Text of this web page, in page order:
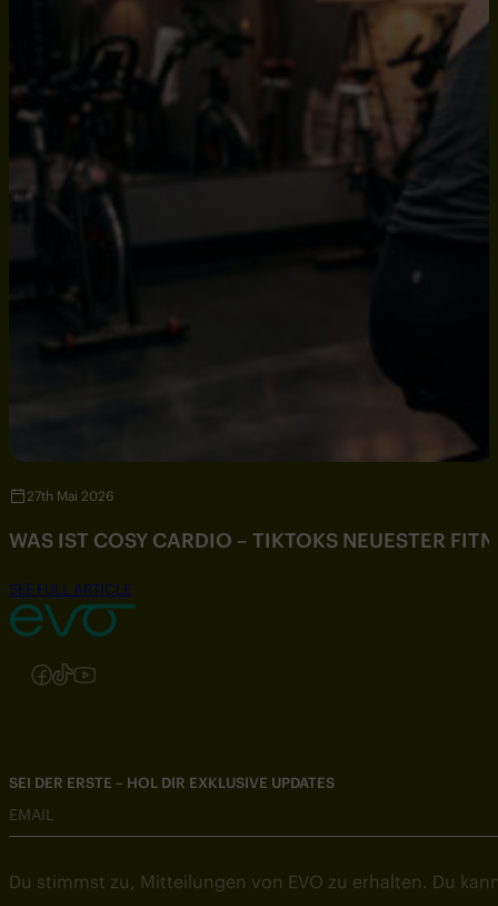
27th Mai 2026
WAS IST COSY CARDIO – TIKTOKS NEUESTER
SEE FULL ARTICLE
Folgen Sie uns auf Instagram
Folgen Sie uns auf Facebook
Folgen Sie uns auf TikTok
Folgen Sie uns auf YouTube
SEI DER ERSTE – HOL DIR EXKLUSIVE UPDATES
EMAIL
Du stimmst zu, Mitteilungen von EVO zu erhalten. Du